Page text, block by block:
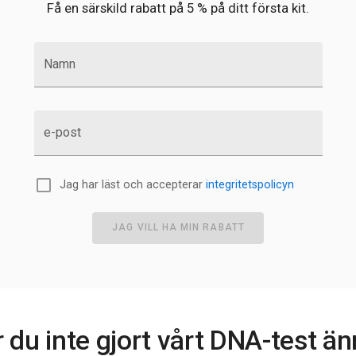
Få en särskild rabatt på 5 % på ditt första kit.
Namn
e-post
Jag har läst och accepterar integritetspolicyn
JAG VILL HA MIN RABATT
du inte gjort vårt DNA-test